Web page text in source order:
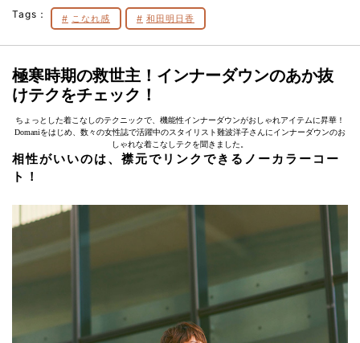
Tags： こなれ感 和田明日香
極寒時期の救世主！インナーダウンのあか抜
けテクをチェック！
ちょっとした着こなしのテクニックで、機能性インナーダウンがおしゃれアイテムに昇華！
Domaniをはじめ、数々の女性誌で活躍中のスタイリスト難波洋子さんにインナーダウンのお
しゃれな着こなしテクを聞きました。
相性がいいのは、襟元でリンクできるノーカラーコー
ト！